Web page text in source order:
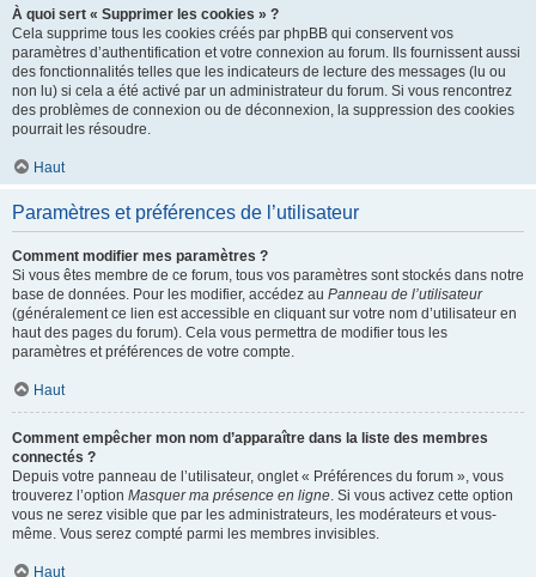
À quoi sert « Supprimer les cookies » ?
Cela supprime tous les cookies créés par phpBB qui conservent vos
paramètres d’authentification et votre connexion au forum. Ils fournissent aussi
des fonctionnalités telles que les indicateurs de lecture des messages (lu ou
non lu) si cela a été activé par un administrateur du forum. Si vous rencontrez
des problèmes de connexion ou de déconnexion, la suppression des cookies
pourrait les résoudre.
Haut
Paramètres et préférences de l’utilisateur
Comment modifier mes paramètres ?
Si vous êtes membre de ce forum, tous vos paramètres sont stockés dans notre
base de données. Pour les modifier, accédez au Panneau de l’utilisateur
(généralement ce lien est accessible en cliquant sur votre nom d’utilisateur en
haut des pages du forum). Cela vous permettra de modifier tous les
paramètres et préférences de votre compte.
Haut
Comment empêcher mon nom d’apparaître dans la liste des membres
connectés ?
Depuis votre panneau de l’utilisateur, onglet « Préférences du forum », vous
trouverez l’option Masquer ma présence en ligne. Si vous activez cette option
vous ne serez visible que par les administrateurs, les modérateurs et vous-
même. Vous serez compté parmi les membres invisibles.
Haut